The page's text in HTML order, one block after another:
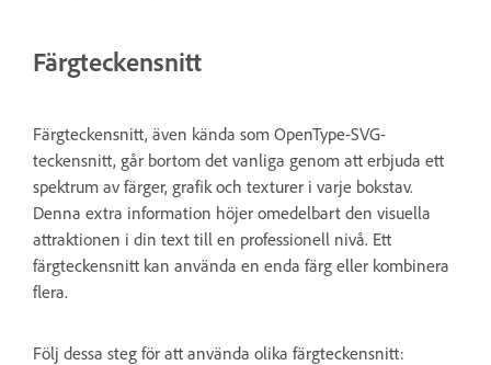
Färgteckensnitt
Färgteckensnitt, även kända som OpenType-SVG-
teckensnitt, går bortom det vanliga genom att erbjuda ett
spektrum av färger, grafik och texturer i varje bokstav.
Denna extra information höjer omedelbart den visuella
attraktionen i din text till en professionell nivå. Ett
färgteckensnitt kan använda en enda färg eller kombinera
flera.
Följ dessa steg för att använda olika färgteckensnitt: